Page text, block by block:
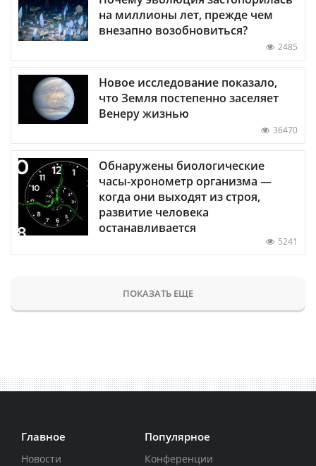
на миллионы лет, прежде чем
внезапно возобновиться?
2485
Новое исследование показало,
что Земля постепенно заселяет
Венеру жизнью
36470
Обнаружены биологические
часы-хронометр организма —
когда они выходят из строя,
развитие человека
останавливается
5241
ПОКАЗАТЬ ЕЩЕ
Главное
Новости
Популярное
Конференции